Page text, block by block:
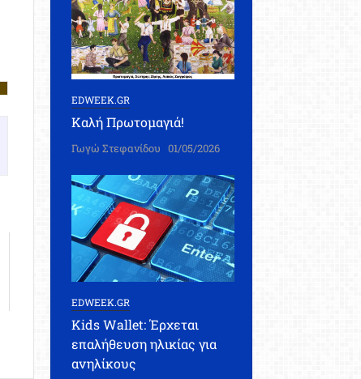
EDWEEK.GR
Καλή Πρωτομαγιά!
Γωγώ Στεφανίδου 01/05/2026
EDWEEK.GR
Kids Wallet: Έρχεται
επαλήθευση ηλικίας για
ανηλίκους